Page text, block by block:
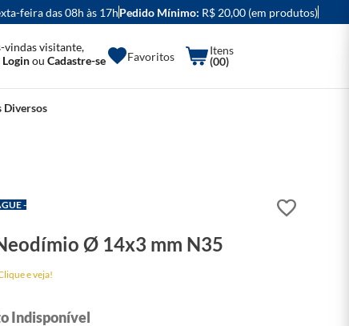
feira das 08h às 17hPedido Mínimo: R$ 20,00 (em produtos)
vindas visitante,
Loginou Cadastre-se Favoritos (00)
Diversos
-
Ø 14x3 mm N35
e veja!